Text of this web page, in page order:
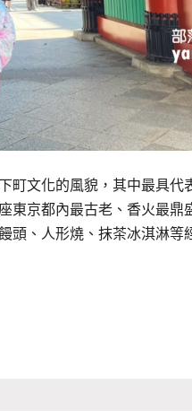
町文化的風貌，其中最具代
東京都內最古老、香火最鼎
頭、人形燒、抹茶冰淇淋等